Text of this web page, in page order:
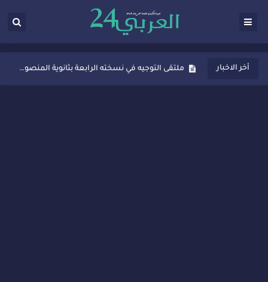
أخر الاخبار
ثانوية المنصور الذهبي بسيدي قاسم تُعزّز ثقافة التوجيه المدرسي بمبادرة نوعية تجمع بين التفاعل والتكريم
ملتقى التوجيه في نسخته الرابعة بثانوية المنصور الذهبي بسيدي قاسم